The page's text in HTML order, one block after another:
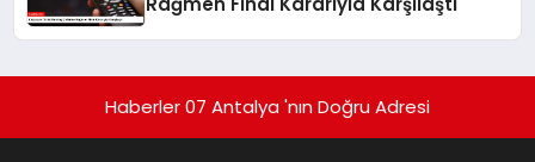
Haberler 07 Antalya 'nın Doğru Adresi